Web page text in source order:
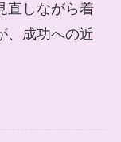
直しながら着
、成功への近